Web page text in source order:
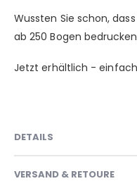
Wussten Sie schon,
ab 250 Bogen
Jetzt erhältlich -
DETAILS
VERSAND & RETOURE